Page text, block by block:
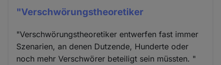
"Verschwörungstheoretiker
"Verschwörungstheoretiker entwerfen fast immer
Szenarien, an denen Dutzende, Hunderte oder
noch mehr Verschwörer beteiligt sein müssten. "